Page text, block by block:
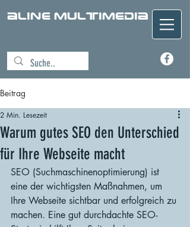
aline Multimedia
Beitrag
Warum gutes SEO den Unterschied
für Ihre Webseite macht
2 Min. Lesezeit
SEO (Suchmaschinenoptimierung) ist
eine der wichtigsten Maßnahmen, um
Ihre Webseite sichtbar und erfolgreich zu
machen. Eine gut durchdachte SEO-